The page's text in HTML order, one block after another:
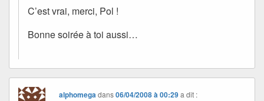
C’est vrai, merci, Pol !
Bonne soirée à toi aussi…
alphomegadans06/04/2008 à 00:29 a dit :